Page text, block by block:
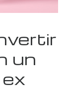
un